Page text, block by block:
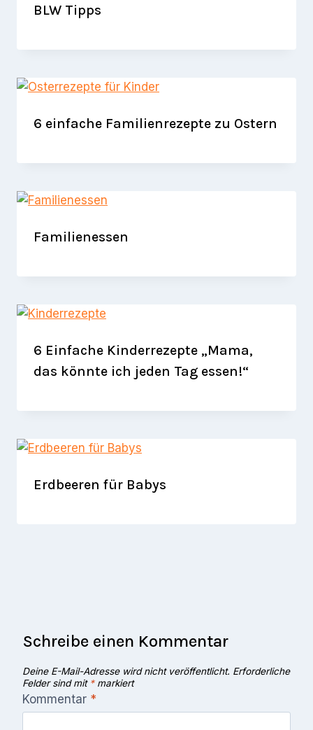
BLW Tipps
6 einfache Familienrezepte zu Ostern
Familienessen
6 Einfache Kinderrezepte „Mama,
das könnte ich jeden Tag essen!“
Erdbeeren für Babys
Schreibe einen Kommentar
Deine E-Mail-Adresse wird nicht veröffentlicht. Erforderliche
Felder sind mit *markiert
Kommentar *